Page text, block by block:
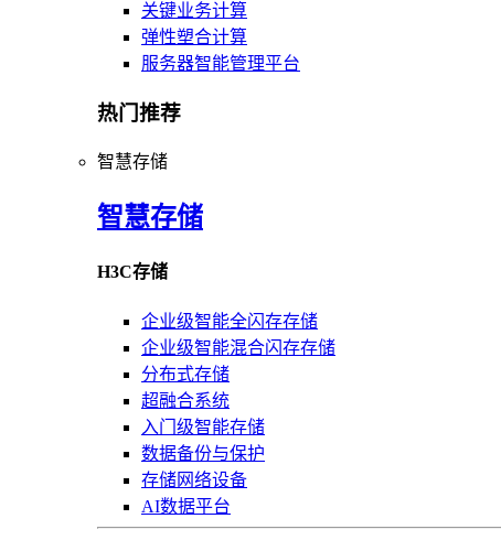
关键业务计算
弹性塑合计算
服务器智能管理平台
热门推荐
智慧存储
智慧存储
H3C存储
企业级智能全闪存存储
企业级智能混合闪存存储
分布式存储
超融合系统
入门级智能存储
数据备份与保护
存储网络设备
AI数据平台